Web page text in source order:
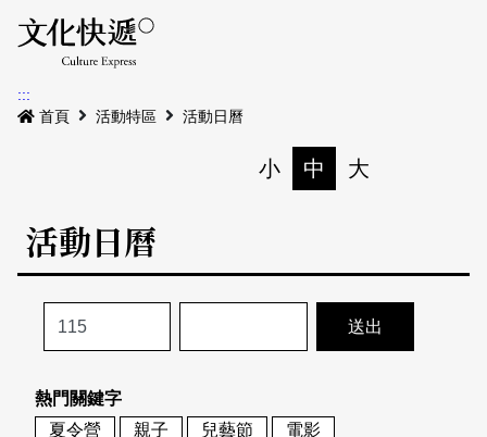
最新公告
本期專題
歷史專題
活動特區
活動列表
地圖搜尋
關於我們
關於我們
會員基本資料
:::
首頁
活動特區 活動日曆
小 中 大
活動日曆
熱門關鍵字
夏令營
親子 兒藝節
電影